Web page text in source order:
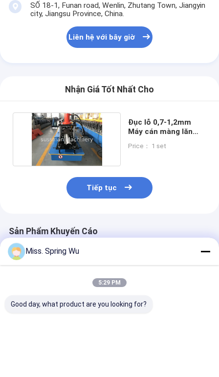
SỐ 18-1, Funan road, Wenlin, Zhutang Town, Jiangyin
city, Jiangsu Province, China.
Liên hệ với bây giờ
Nhận Giá Tốt Nhất Cho
Đục lỗ 0,7-1,2mm
Máy cán màng lăn
Price： 1 set
Tiếp tục
Sản Phẩm Khuyến Cáo
Miss. Spring Wu
5:29 PM
Good day, what product are you looking for?